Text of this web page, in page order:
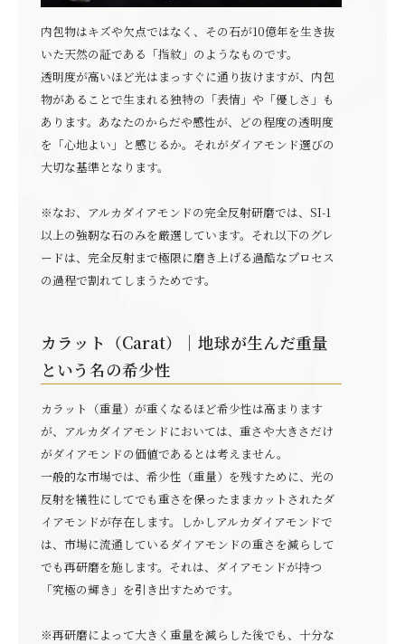
内包物はキズや欠点ではなく、その石が10億年を生き抜
いた天然の証である「指紋」のようなものです。
透明度が高いほど光はまっすぐに通り抜けますが、内包
物があることで生まれる独特の「表情」や「優しさ」も
あります。あなたのからだや感性が、どの程度の透明度
を「心地よい」と感じるか。それがダイアモンド選びの
大切な基準となります。
※なお、アルカダイアモンドの完全反射研磨では、SI-1
以上の強靭な石のみを厳選しています。それ以下のグレ
ードは、完全反射まで極限に磨き上げる過酷なプロセス
の過程で割れてしまうためです。
カラット（Carat）｜地球が生んだ重量
という名の希少性
カラット（重量）が重くなるほど希少性は高まります
が、アルカダイアモンドにおいては、重さや大きさだけ
がダイアモンドの価値であるとは考えません。
一般的な市場では、希少性（重量）を残すために、光の
反射を犠牲にしてでも重さを保ったままカットされたダ
イアモンドが存在します。しかしアルカダイアモンドで
は、市場に流通しているダイアモンドの重さを減らして
でも再研磨を施します。それは、ダイアモンドが持つ
「究極の輝き」を引き出すためです。
※再研磨によって大きく重量を減らした後でも、十分な